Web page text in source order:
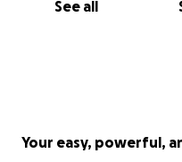
See all
Your easy, powerful,